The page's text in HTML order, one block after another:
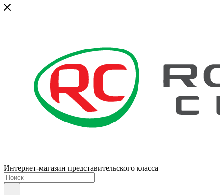
Интернет-магазин представительского класса